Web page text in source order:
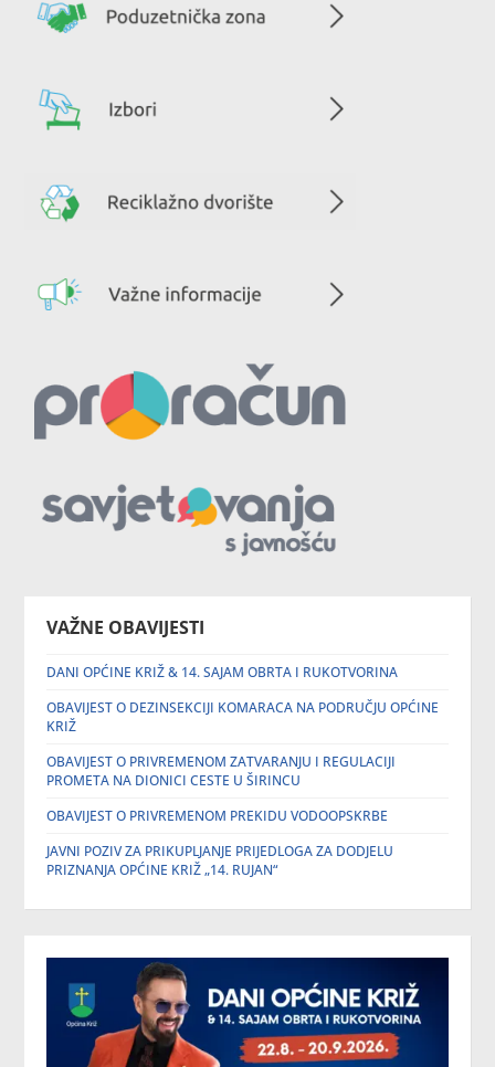
VAŽNE OBAVIJESTI
DANI OPĆINE KRIŽ & 14. SAJAM OBRTA I RUKOTVORINA
OBAVIJEST O DEZINSEKCIJI KOMARACA NA PODRUČJU OPĆINE
KRIŽ
OBAVIJEST O PRIVREMENOM ZATVARANJU I REGULACIJI
PROMETA NA DIONICI CESTE U ŠIRINCU
OBAVIJEST O PRIVREMENOM PREKIDU VODOOPSKRBE
JAVNI POZIV ZA PRIKUPLJANJE PRIJEDLOGA ZA DODJELU
PRIZNANJA OPĆINE KRIŽ „14. RUJAN“